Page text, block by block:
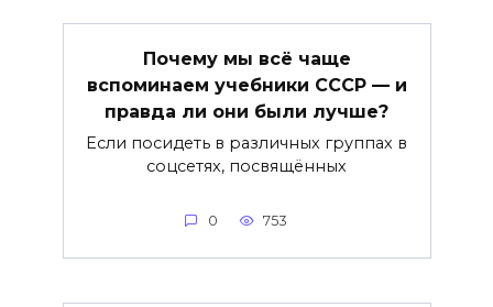
Почему мы всё чаще
вспоминаем учебники СССР — и
правда ли они были лучше?
Если посидеть в различных группах в
соцсетях, посвящённых
0 753